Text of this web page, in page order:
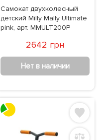
Самокат двухколесный
детский Milly Mally Ultimate
pink, арт. MMULT200P
2642 грн
Нет в наличии